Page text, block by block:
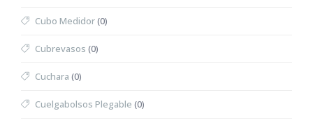
Cubo Medidor(0)
Cubrevasos (0)
Cuchara (0)
Cuelgabolsos Plegable (0)